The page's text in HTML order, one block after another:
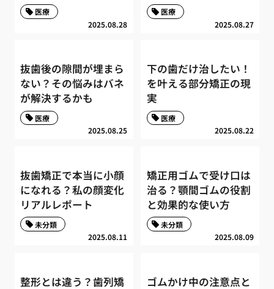
2025.08.28
医療
2025.08.27
医療
抜歯後の隙間が埋まら
ない？その悩みはバネ
が解決するかも
2025.08.25
医療
下の歯だけ治したい！
を叶える部分矯正の現
実
2025.08.22
医療
抜歯矯正で本当に小顔
になれる？私の顔変化
リアルレポート
2025.08.11
未分類
矯正用ゴムで受け口は
治る？顎間ゴムの役割
と効果的な使い方
2025.08.09
未分類
整形とは違う？歯列矯
ゴムかけ中の注意点と